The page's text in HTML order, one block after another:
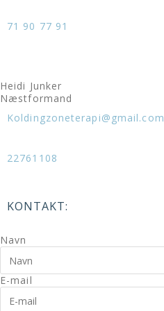
71 90 77 91
Heidi Junker
Næstformand
Koldingzoneterapi@gmail.com
22761108
KONTAKT:
Navn
E-mail